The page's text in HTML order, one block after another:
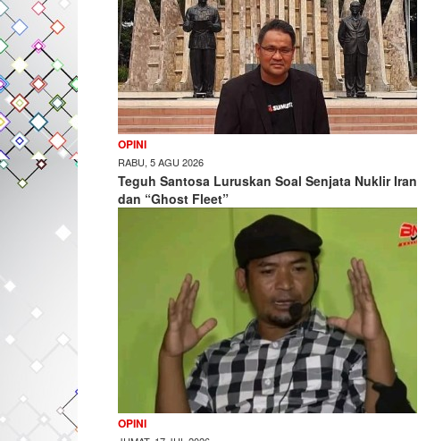
OPINI
RABU, 5 AGU 2026
Teguh Santosa Luruskan Soal Senjata Nuklir Iran
dan “Ghost Fleet”
OPINI